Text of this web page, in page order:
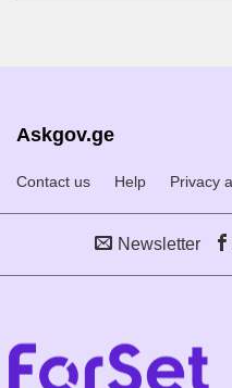
Askgov.ge
Contact us Help Privacy
Newsletter